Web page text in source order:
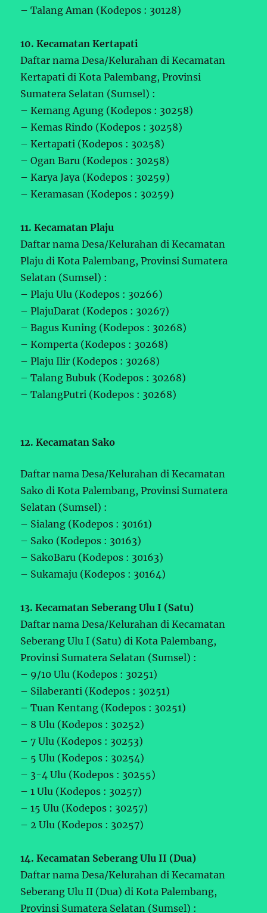
– Talang Aman (Kodepos : 30128)
10. Kecamatan Kertapati
Daftar nama Desa/Kelurahan di Kecamatan
Kertapati di Kota Palembang, Provinsi
Sumatera Selatan (Sumsel) :
– Kemang Agung (Kodepos : 30258)
– Kemas Rindo (Kodepos : 30258)
– Kertapati (Kodepos : 30258)
– Ogan Baru (Kodepos : 30258)
– Karya Jaya (Kodepos : 30259)
– Keramasan (Kodepos : 30259)
11. Kecamatan Plaju
Daftar nama Desa/Kelurahan di Kecamatan
Plaju di Kota Palembang, Provinsi Sumatera
Selatan (Sumsel) :
– Plaju Ulu (Kodepos : 30266)
– PlajuDarat (Kodepos : 30267)
– Bagus Kuning (Kodepos : 30268)
– Komperta (Kodepos : 30268)
– Plaju Ilir (Kodepos : 30268)
– Talang Bubuk (Kodepos : 30268)
– TalangPutri (Kodepos : 30268)
12. Kecamatan Sako
Daftar nama Desa/Kelurahan di Kecamatan
Sako di Kota Palembang, Provinsi Sumatera
Selatan (Sumsel) :
– Sialang (Kodepos : 30161)
– Sako (Kodepos : 30163)
– SakoBaru (Kodepos : 30163)
– Sukamaju (Kodepos : 30164)
13. Kecamatan Seberang Ulu I (Satu)
Daftar nama Desa/Kelurahan di Kecamatan
Seberang Ulu I (Satu) di Kota Palembang,
Provinsi Sumatera Selatan (Sumsel) :
– 9/10 Ulu (Kodepos : 30251)
– Silaberanti (Kodepos : 30251)
– Tuan Kentang (Kodepos : 30251)
– 8 Ulu (Kodepos : 30252)
– 7 Ulu (Kodepos : 30253)
– 5 Ulu (Kodepos : 30254)
– 3-4 Ulu (Kodepos : 30255)
– 1 Ulu (Kodepos : 30257)
– 15 Ulu (Kodepos : 30257)
– 2 Ulu (Kodepos : 30257)
14. Kecamatan Seberang Ulu II (Dua)
Daftar nama Desa/Kelurahan di Kecamatan
Seberang Ulu II (Dua) di Kota Palembang,
Provinsi Sumatera Selatan (Sumsel) :